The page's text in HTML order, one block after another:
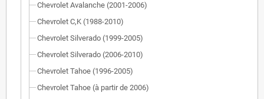
Chevrolet Avalanche (2001-2006)
Chevrolet C,K (1988-2010)
Chevrolet Silverado (1999-2005)
Chevrolet Silverado (2006-2010)
Chevrolet Tahoe (1996-2005)
Chevrolet Tahoe (à partir de 2006)